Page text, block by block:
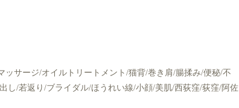
ッサージ/オイルトリートメント/猫背/巻き肩/腸揉み/便秘/不
し/若返り/ブライダル/ほうれい線/小顔/美肌/西荻窪/荻窪/阿佐